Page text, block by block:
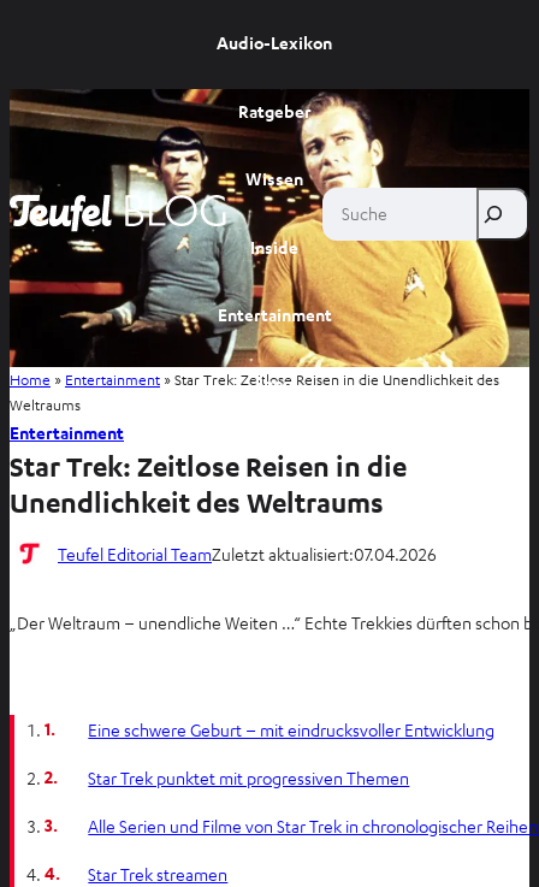
Audio-Lexikon
Ratgeber
Wissen
Inside
Entertainment
Shop
Suche
Home » Entertainment »Star Trek: Zeitlose Reisen in die Unendlichkeit des
Weltraums
Entertainment
Star Trek: Zeitlose Reisen in die
Unendlichkeit des Weltraums
Teufel Editorial TeamZuletzt aktualisiert:07.04.2026
„Der Weltraum – unendliche Weiten …“ Echte Trekkies dürften schon
1. Eine schwere Geburt – mit eindrucksvoller Entwicklung
2. Star Trek punktet mit progressiven Themen
3. Alle Serien und Filme von Star Trek in chronologischer
4. Star Trek streamen